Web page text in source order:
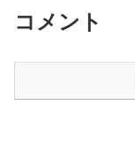
コメント